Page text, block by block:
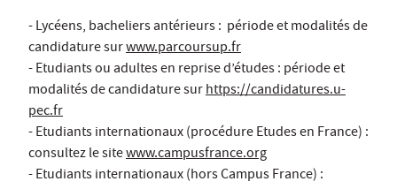
- Lycéens, bacheliers antérieurs : période et modalités de
candidature surwww.parcoursup.fr
- Etudiants ou adultes en reprise d’études : période et
modalités de candidature surhttps://candidatures.u-
pec.fr
- Etudiants internationaux (procédure Etudes en France) :
consultez le sitewww.campusfrance.org
- Etudiants internationaux (hors Campus France) :